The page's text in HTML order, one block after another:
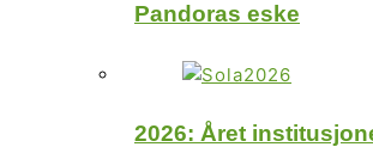
Pandoras eske
2026: Året